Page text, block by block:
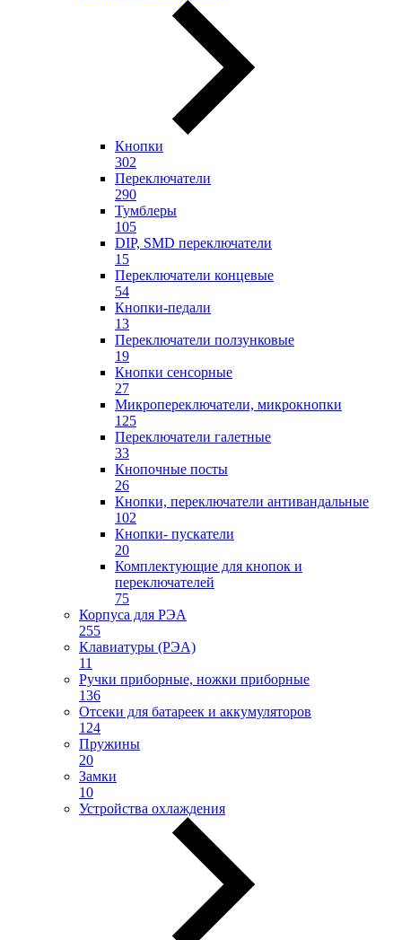
Кнопки
302
Переключатели
290
Тумблеры
105
DIP, SMD переключатели
15
Переключатели концевые
54
Кнопки-педали
13
Переключатели ползунковые
19
Кнопки сенсорные
27
Микропереключатели, микрокнопки
125
Переключатели галетные
33
Кнопочные посты
26
Кнопки, переключатели антивандальные
102
Кнопки- пускатели
20
Комплектующие для кнопок и
переключателей
75
Корпуса для РЭА
255
Клавиатуры (РЭА)
11
Ручки приборные, ножки приборные
136
Отсеки для батареек и аккумуляторов
124
Пружины
20
Замки
10
Устройства охлаждения